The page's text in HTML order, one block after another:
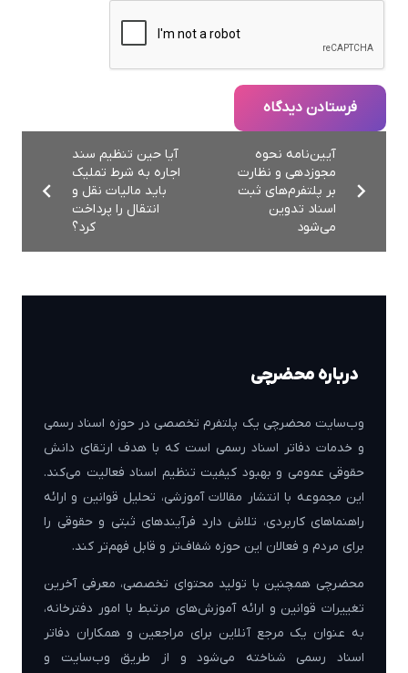
فرستادن دیدگاه
آیا حین تنظیم سند
اجاره به شرط تملیک
باید مالیات نقل و
انتقال را پرداخت
کرد؟
آیین‌نامه نحوه
مجوزدهی و نظارت
بر پلتفرم‌های ثبت
اسناد تدوین
می‌شود
درباره محضرچی
وب‌سایت محضرچی یک پلتفرم تخصصی در حوزه اسناد رسمی
و خدمات دفاتر اسناد رسمی است که با هدف ارتقای دانش
حقوقی عمومی و بهبود کیفیت تنظیم اسناد فعالیت می‌کند.
این مجموعه با انتشار مقالات آموزشی، تحلیل قوانین و ارائه
راهنماهای کاربردی، تلاش دارد فرآیندهای ثبتی و حقوقی را
برای مردم و فعالان این حوزه شفاف‌تر و قابل فهم‌تر کند.
محضرچی همچنین با تولید محتوای تخصصی، معرفی آخرین
تغییرات قوانین و ارائه آموزش‌های مرتبط با امور دفترخانه،
به عنوان یک مرجع آنلاین برای مراجعین و همکاران دفاتر
اسناد رسمی شناخته می‌شود و از طریق وب‌سایت و